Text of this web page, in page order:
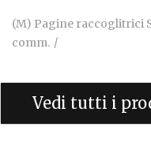
(M) Pagine raccoglitrici
comm.
Vedi tutti i